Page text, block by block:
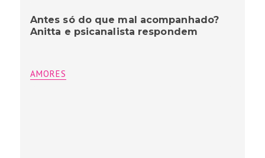
Antes só do que mal acompanhado?
Anitta e psicanalista respondem
AMORES